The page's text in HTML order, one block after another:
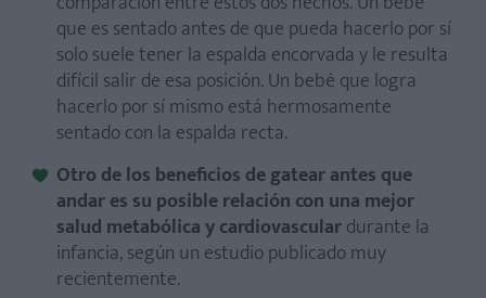
que es sentado antes de que pueda hacerlo por sí
solo suele tener la espalda encorvada y le resulta
difícil salir de esa posición. Un bebé que logra
hacerlo por sí mismo está hermosamente
sentado con la espalda recta.
Otro de los beneficios de gatear antes que
andar es su posible relación con una mejor
salud metabólica y cardiovasculardurante la
infancia, según un estudio publicado muy
recientemente.